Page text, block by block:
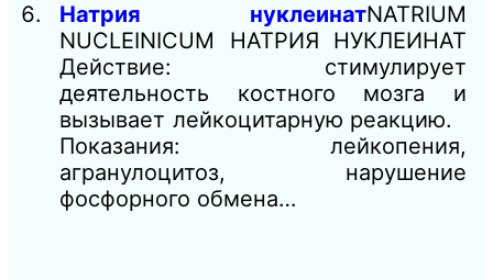
Натрия нуклеинатNATRIUM
NUCLEINICUM НАТРИЯ НУКЛЕИНАТ
Действие: стимулирует
деятельность костного мозга и
вызывает лейкоцитарную реакцию.
Показания: лейкопения,
агранулоцитоз, нарушение
фосфорного обмена…